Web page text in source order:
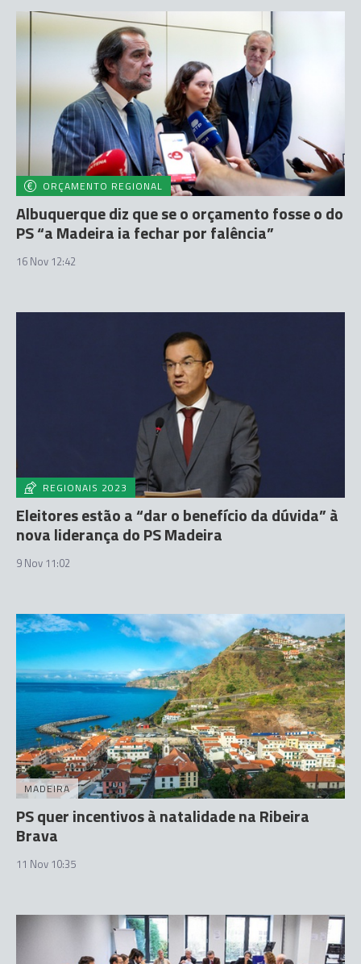
ORÇAMENTO REGIONAL
Albuquerque diz que se o orçamento fosse o do
PS “a Madeira ia fechar por falência”
16 Nov 12:42
REGIONAIS 2023
Eleitores estão a “dar o benefício da dúvida” à
nova liderança do PS Madeira
9 Nov 11:02
MADEIRA
PS quer incentivos à natalidade na Ribeira
Brava
11 Nov 10:35